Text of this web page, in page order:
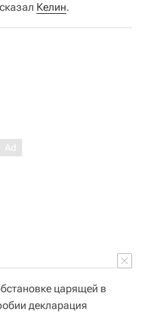
Келин.
царящей в
декларация